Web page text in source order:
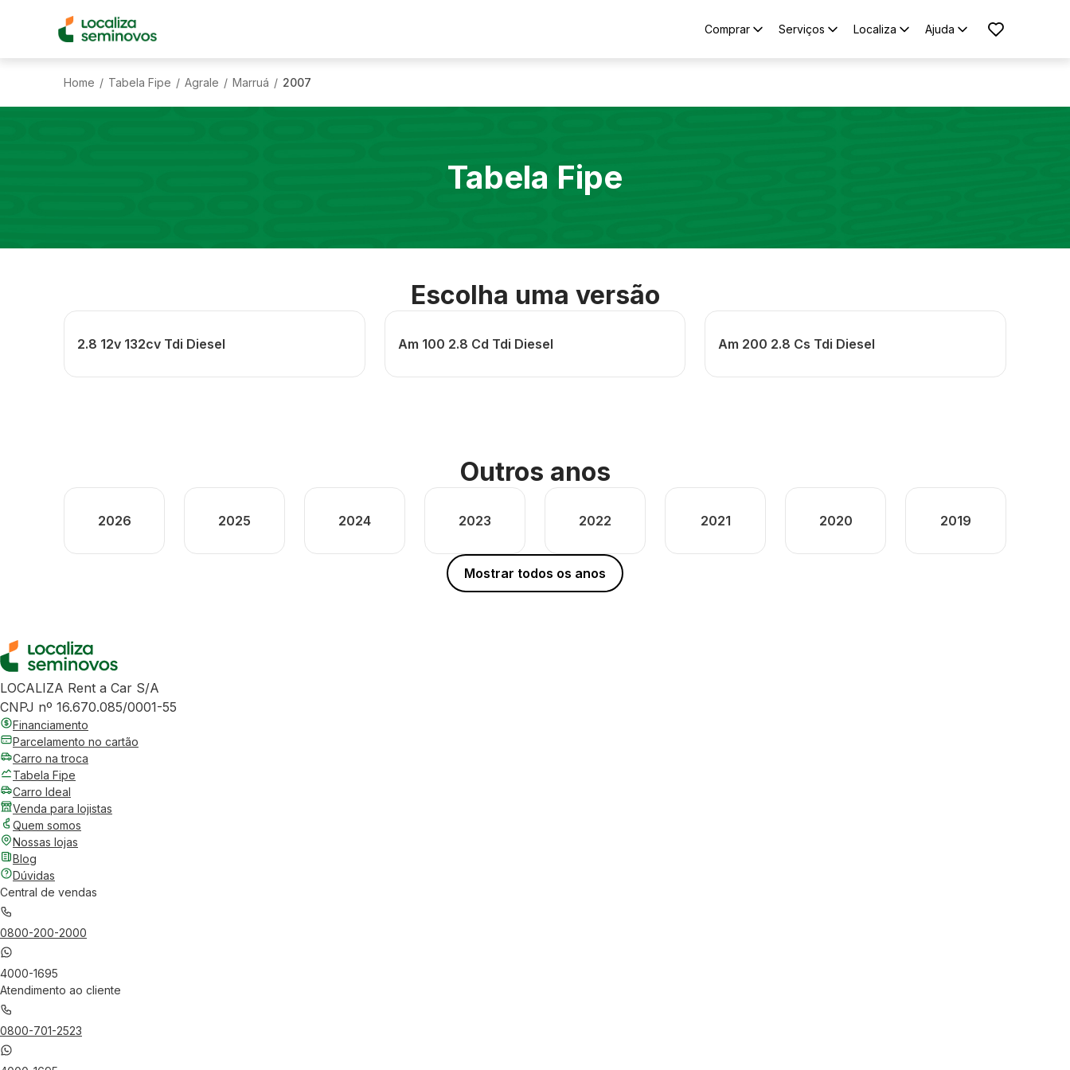
Comprar Serviços Localiza Ajuda
Home / Tabela Fipe / Agrale / Marruá / 2007
Tabela Fipe
Escolha uma versão
2.8 12v 132cv Tdi Diesel Am 100 2.8 Cd Tdi Diesel Am 200 2.8 Cs Tdi Diesel
Outros anos
2026 2025 2024 2023 2022 2021 2020 2019
Mostrar todos os anos
LOCALIZA Rent a Car S/A
CNPJ nº 16.670.085/0001-55
Financiamento
Parcelamento no cartão
Carro na troca
Tabela Fipe
Carro Ideal
Venda para lojistas
Quem somos
Nossas lojas
Blog
Dúvidas
Central de vendas
0800-200-2000
4000-1695
Atendimento ao cliente
0800-701-2523